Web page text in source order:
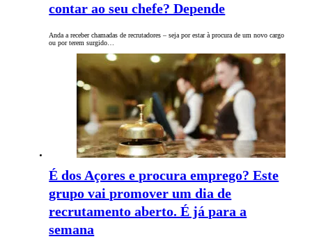
contar ao seu chefe? Depende
Anda a receber chamadas de recrutadores – seja por estar à procura de um novo cargo
ou por terem surgido…
É dos Açores e procura emprego? Este
grupo vai promover um dia de
recrutamento aberto. É já para a
semana